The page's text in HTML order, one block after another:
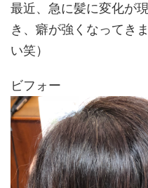
最近、急に髪に変化が
き、癖が強くなってき
い笑）
ビフォー